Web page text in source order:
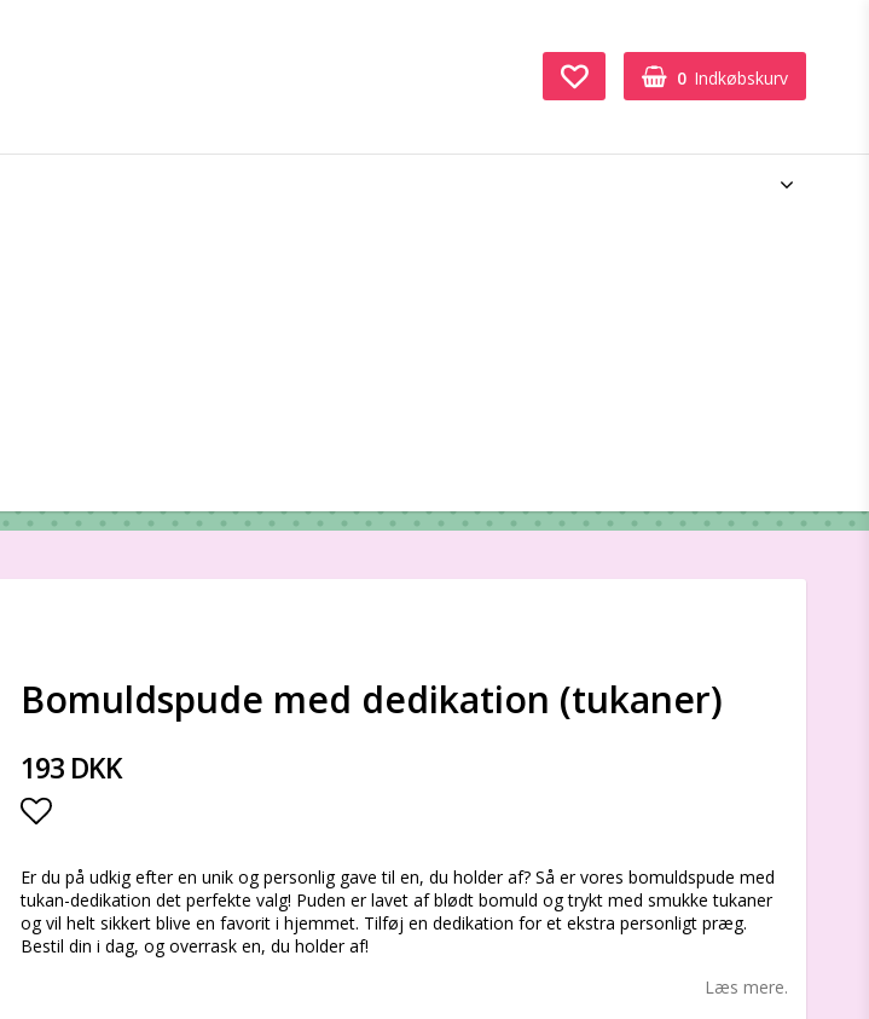
0 Indkøbskurv
Bomuldspude med dedikation (tukaner)
193 DKK
Add to list of favorites
Er du på udkig efter en unik og personlig gave til en, du holder af? Så er vores bomuldspude med
tukan-dedikation det perfekte valg! Puden er lavet af blødt bomuld og trykt med smukke tukaner
og vil helt sikkert blive en favorit i hjemmet. Tilføj en dedikation for et ekstra personligt præg.
Bestil din i dag, og overrask en, du holder af!
Læs mere.